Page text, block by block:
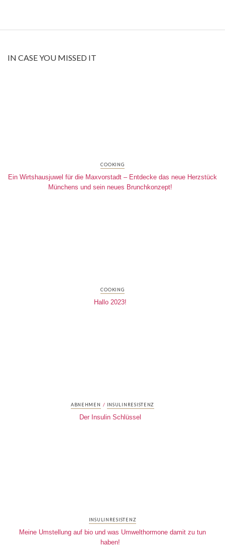
IN CASE YOU MISSED IT
COOKING
Ein Wirtshausjuwel für die Maxvorstadt – Entdecke das neue Herzstück
Münchens und sein neues Brunchkonzept!
COOKING
Hallo 2023!
ABNEHMEN / INSULINRESISTENZ
Der Insulin Schlüssel
INSULINRESISTENZ
Meine Umstellung auf bio und was Umwelthormone damit zu tun
haben!